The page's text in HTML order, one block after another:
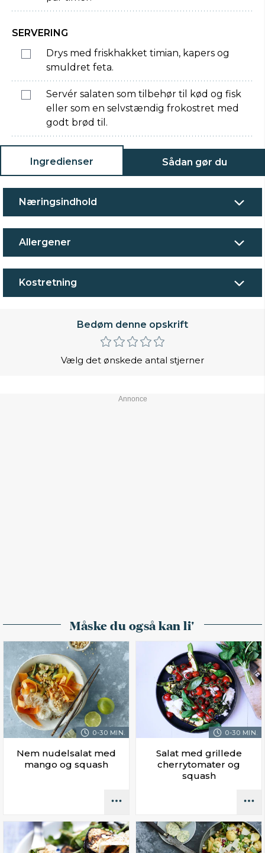
SERVERING
Drys med friskhakket timian, kapers og
smuldret feta.
Servér salaten som tilbehør til kød og fisk
eller som en selvstændig frokostret med
godt brød til.
Ingredienser Sådan gør du
Næringsindhold
Allergener
Kostretning
Bedøm denne opskrift
Vælg det ønskede antal stjerner
Måske du også kan li'
0-30 MIN.
Nem nudelsalat med
mango og squash
0-30 MIN.
Salat med grillede
cherrytomater og
squash